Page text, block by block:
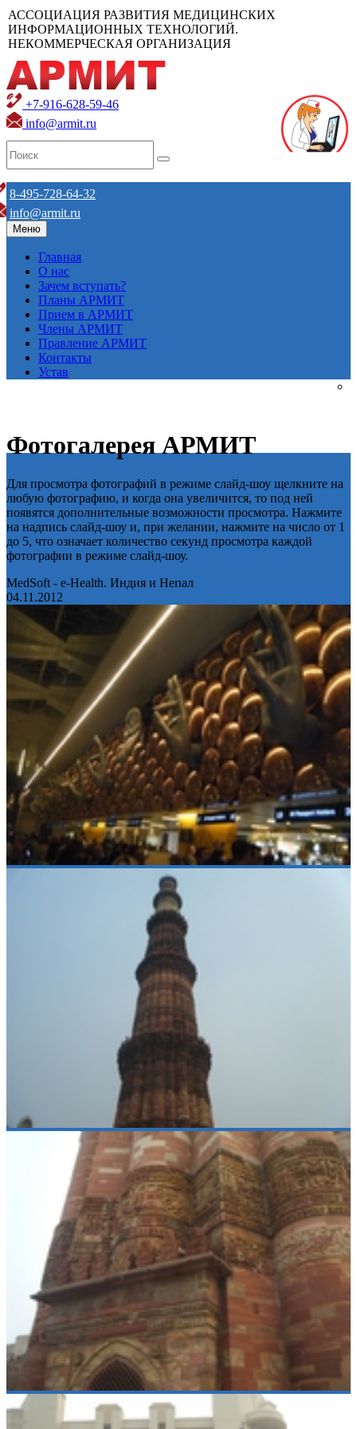
АССОЦИАЦИЯ РАЗВИТИЯ МЕДИЦИНСКИХ
ИНФОРМАЦИОННЫХ ТЕХНОЛОГИЙ.
НЕКОММЕРЧЕСКАЯ ОРГАНИЗАЦИЯ
+7-916-628-59-46
info@armit.ru
8-495-728-64-32
info@armit.ru
Меню
Главная
О нас
Зачем вступать?
Планы АРМИТ
Прием в АРМИТ
Члены АРМИТ
Правление АРМИТ
Контакты
Устав
Фотогалерея АРМИТ
Для просмотра фотографий в режиме слайд-шоу щелкните на
любую фотографию, и когда она увеличится, то под ней
появятся дополнительные возможности просмотра. Нажмите
на надпись слайд-шоу и, при желании, нажмите на число от 1
до 5, что означает количество секунд просмотра каждой
фотографии в режиме слайд-шоу.
MedSoft - e-Health. Индия и Непал
04.11.2012